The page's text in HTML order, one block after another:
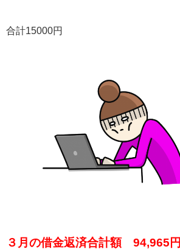
合計15000円
３月の借金返済合計額 94,965円